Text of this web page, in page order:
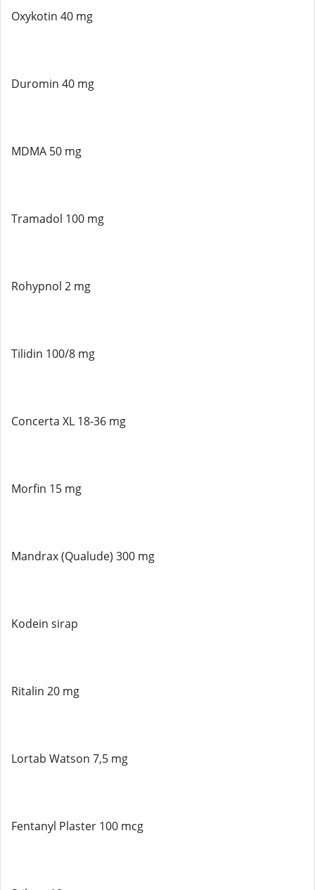
Oxykotin 40 mg
Duromin 40 mg
MDMA 50 mg
Tramadol 100 mg
Rohypnol 2 mg
Tilidin 100/8 mg
Concerta XL 18-36 mg
Morfin 15 mg
Mandrax (Qualude) 300 mg
Kodein sirap
Ritalin 20 mg
Lortab Watson 7,5 mg
Fentanyl Plaster 100 mcg